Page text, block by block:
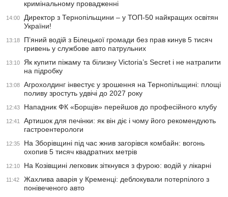
кримінальному провадженні
14:00
Директор з Тернопільщини – у ТОП-50 найкращих освітян
України!
13:18
П’яний водій з Білецької громади без прав кинув 5 тисяч
гривень у службове авто патрульних
13:10
Як купити піжаму та білизну Victoria’s Secret і не натрапити
на підробку
13:08
Агрохолдинг інвестує у зрошення на Тернопільщині: площі
поливу зростуть удвічі до 2027 року
12:43 Нападник ФК «Борщів» перейшов до професійного клубу
12:41
Артишок для печінки: як він діє і чому його рекомендують
гастроентерологи
12:35
На Зборівщині під час жнив загорівся комбайн: вогонь
охопив 5 тисяч квадратних метрів
12:10 На Козівщині легковик зіткнувся з фурою: водій у лікарні
11:42
Жахлива аварія у Кременці: деблокували потерпілого з
понівеченого авто